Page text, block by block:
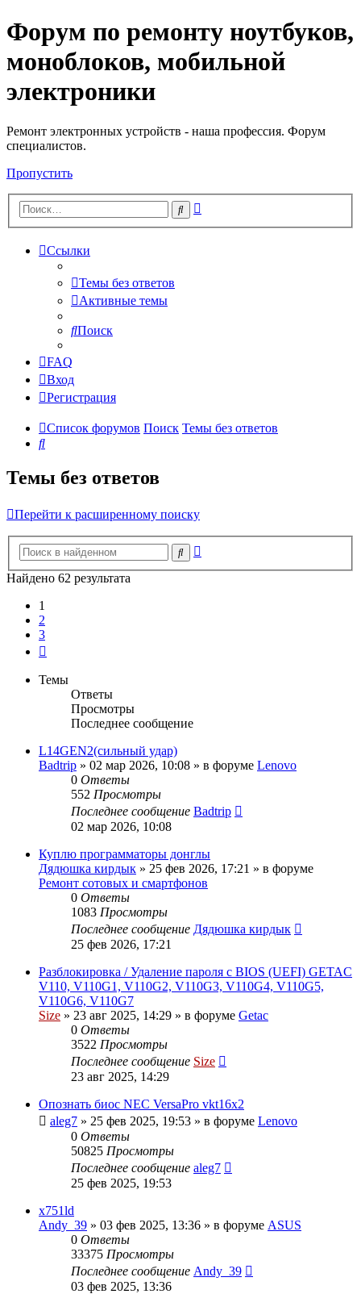
Регистрация
Форум по ремонту ноутбуков,
моноблоков, мобильной
электроники
Ремонт электронных устройств - наша профессия. Форум
специалистов.
Пропустить
Поиск
Ссылки
Темы без ответов
Активные темы
Поиск
FAQ
Вход
Регистрация
Список форумов Поиск Темы без ответов
Поиск
Темы без ответов
Перейти к расширенному поиску
Поиск
Найдено 62 результата
1
2
3
Темы
Ответы
Просмотры
Последнее сообщение
L14GEN2(сильный удар)
Badtrip » 02 мар 2026, 10:08 » в форуме Lenovo
0 Ответы
552 Просмотры
Последнее сообщение Badtrip
02 мар 2026, 10:08
Куплю программаторы донглы
Дядюшка кирдык » 25 фев 2026, 17:21 » в форуме
Ремонт сотовых и смартфонов
0 Ответы
1083 Просмотры
Последнее сообщение Дядюшка кирдык
25 фев 2026, 17:21
Разблокировка / Удаление пароля с BIOS (UEFI) GETAC
V110, V110G1, V110G2, V110G3, V110G4, V110G5,
V110G6, V110G7
Size » 23 авг 2025, 14:29 » в форуме Getac
0 Ответы
3522 Просмотры
Последнее сообщение Size
23 авг 2025, 14:29
Опознать биос NEC VersaPro vkt16x2
aleg7 » 25 фев 2025, 19:53 » в форуме Lenovo
0 Ответы
50825 Просмотры
Последнее сообщение aleg7
25 фев 2025, 19:53
x751ld
Andy_39 » 03 фев 2025, 13:36 » в форуме ASUS
0 Ответы
33375 Просмотры
Последнее сообщение Andy_39
03 фев 2025, 13:36